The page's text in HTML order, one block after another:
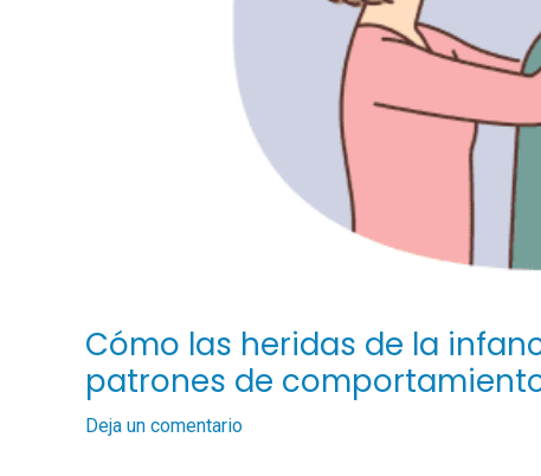
Cómo las heridas de la
patrones de
Deja un comentario